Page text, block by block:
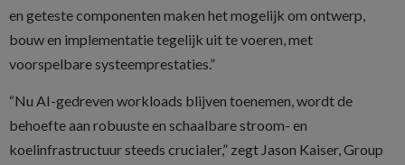
en geteste componenten maken het mogelijk om ontwerp,
bouw en implementatie tegelijk uit te voeren, met
voorspelbare systeemprestaties.”
“Nu AI-gedreven workloads blijven toenemen, wordt de
behoefte aan robuuste en schaalbare stroom- en
koelinfrastructuur steeds crucialer,” zegt Jason Kaiser, Group